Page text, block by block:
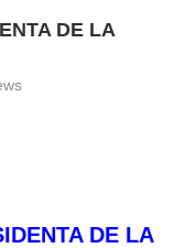
DE LA
DE LA